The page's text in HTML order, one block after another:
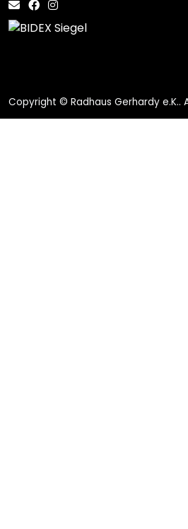
Copyright © Radhaus Gerhardy e.K..